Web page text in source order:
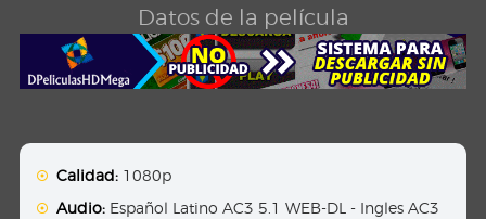
Datos de la película
Calidad: 1080p
Audio: Español Latino AC3 5.1 WEB-DL - Ingles AC3